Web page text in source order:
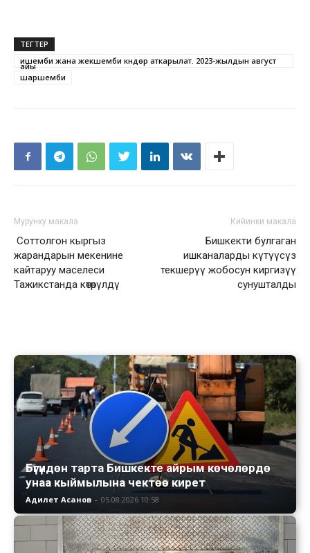
ТЕГТЕР
ишемби жана жекшемби күндөрү аткарылат. 2023-жылдын август
айы
шаршемби
Мурунку макала
Соттолгон кыргыз
жарандарын мекенине
кайтаруу маселеси
Тажикстанда көтөрүлдү
Кийинки макала
Бишкекти булгаган
ишканаларды күтүүсүз
текшерүү жобосун киргизүү
сунушталды
Бүгүндөн тарта Бишкекте айрым көчөлөрдө
унаа кыймылына чектөө кирет
Адилет Асанов - 05.08.2026 10:58